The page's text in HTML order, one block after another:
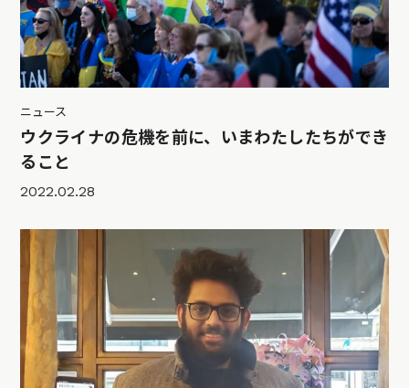
ニュース
ウクライナの危機を前に、いまわたしたちができ
ること
2022.02.28